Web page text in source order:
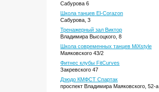
Сабурова 6
Школа танцев El-Corazon
Сабурова, 3
Тренажерный зал Виктор
Владимира Высоцкого, 8
Школа современных танцев MiXstyle
Маяковского 43/2
Фитнес клубы FitCurves
Закревского 47
Дзюдо КМФСТ Спартак
проспект Владимира Маяковского, 52-а